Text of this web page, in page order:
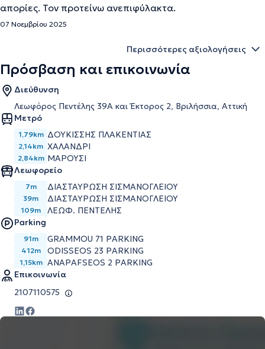
απορίες. Τον προτείνω ανεπιφύλακτα.
07 Νοεμβρίου 2025
Περισσότερες αξιολογήσεις
Πρόσβαση και επικοινωνία
Διεύθυνση
Λεωφόρος Πεντέλης 39Α και Έκτορος 2, Βριλήσσια, Αττική
Μετρό
1,79km ΔΟΥΚΙΣΣΗΣ ΠΛΑΚΕΝΤΙΑΣ
2,14km ΧΑΛΑΝΔΡΙ
2,84km ΜΑΡΟΥΣΙ
Λεωφορείο
7m ΔΙΑΣΤΑΥΡΩΣΗ ΣΙΣΜΑΝΟΓΛΕΙΟΥ
39m ΔΙΑΣΤΑΥΡΩΣΗ ΣΙΣΜΑΝΟΓΛΕΙΟΥ
109m
ΛΕΩΦ. ΠΕΝΤΕΛΗΣ
Parking
91m GRAMMOU 71 PARKING
412m ODISSEOS 23 PARKING
1,15km ANAPAFSEOS 2 PARKING
Επικοινωνία
2107110575